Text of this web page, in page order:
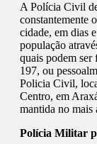
A Polícia Civil
constantemente
cidade, em dias
população
quais podem ser
197, ou
Policia Civil,
Centro, em
mantida no mais
Polícia Militar